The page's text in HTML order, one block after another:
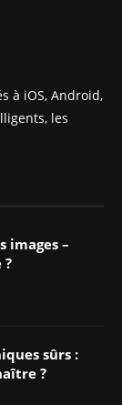
à iOS, Android,
les
images –
?
sûrs :
?